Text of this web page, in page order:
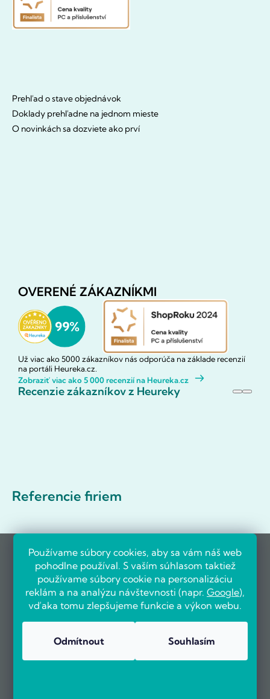
Používame súbory cookies, aby sa vám náš web
pohodlne používal. S vaším súhlasom taktiež
používame súbory cookie na personalizáciu
reklám a na analýzu návštevnosti (napr. Google),
vďaka tomu zlepšujeme funkcie a výkon webu.
Odmítnout Souhlasím
Prehľad o stave objednávok
Doklady prehľadne na jednom mieste
O novinkách sa dozviete ako prví
OVERENÉ ZÁKAZNÍKMI
Už viac ako 5000 zákazníkov nás odporúča na základe recenzií
na portáli Heureka.cz.
Zobraziť viac ako 5 000 recenzií na Heureka.cz
Recenzie zákazníkov z Heureky
Referencie firiem